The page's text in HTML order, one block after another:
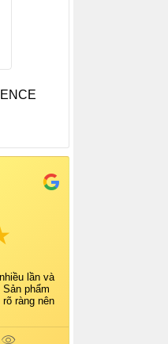
lần và
phẩm
ràng nên
đóng
hài